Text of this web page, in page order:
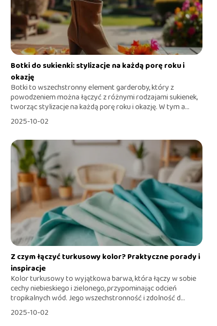
Botki do sukienki: stylizacje na każdą porę roku i
okazję
Botki to wszechstronny element garderoby, który z
powodzeniem można łączyć z różnymi rodzajami sukienek,
tworząc stylizacje na każdą porę roku i okazję. W tym a...
2025-10-02
Z czym łączyć turkusowy kolor? Praktyczne porady i
inspiracje
Kolor turkusowy to wyjątkowa barwa, która łączy w sobie
cechy niebieskiego i zielonego, przypominając odcień
tropikalnych wód. Jego wszechstronność i zdolność d...
2025-10-02